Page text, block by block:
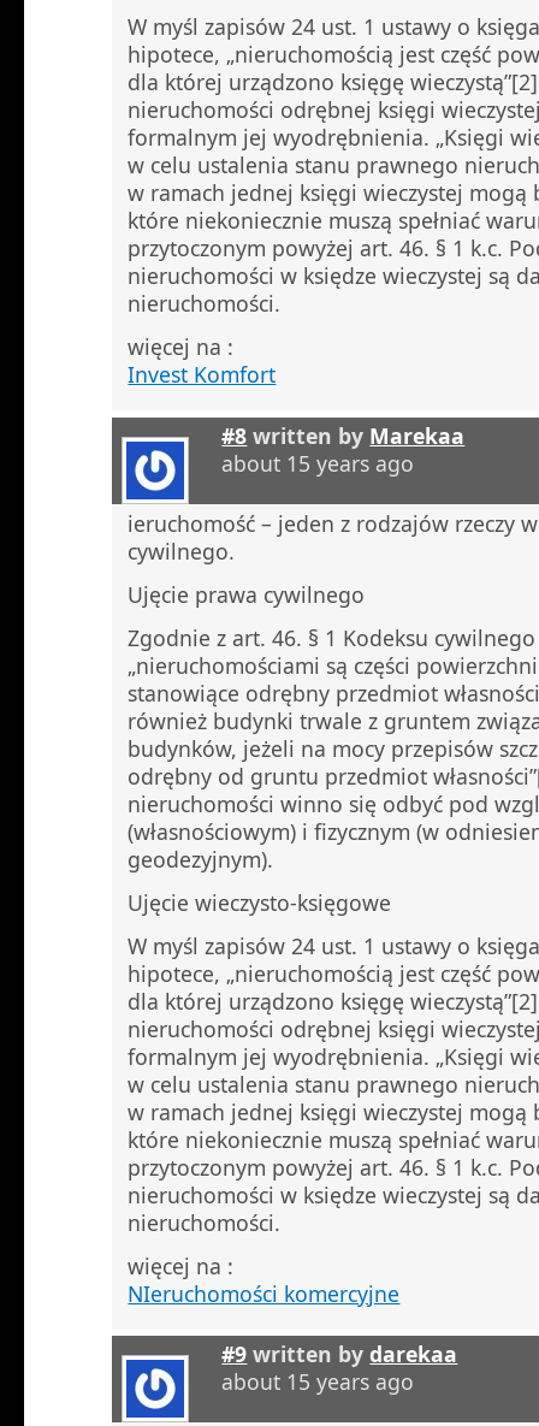
W myśl zapisów 24 ust. 1 ustawy o
hipotece, „nieruchomością jest część
dla której urządzono księgę
nieruchomości odrębnej księgi
formalnym jej wyodrębnienia. „Księgi
w celu ustalenia stanu prawnego
w ramach jednej księgi wieczystej mogą
które niekoniecznie muszą spełniać
przytoczonym powyżej art. 46. § 1 k.c.
nieruchomości w księdze wieczystej są
nieruchomości.
więcej na :
Invest Komfort
#8 written by Marekaa
about 15 years ago
ieruchomość – jeden z rodzajów rzeczy
cywilnego.
Ujęcie prawa cywilnego
Zgodnie z art. 46. § 1 Kodeksu cywilnego
„nieruchomościami są części
stanowiące odrębny przedmiot
również budynki trwale z gruntem
budynków, jeżeli na mocy przepisów
odrębny od gruntu przedmiot
nieruchomości winno się odbyć pod
(własnościowym) i fizycznym (w
geodezyjnym).
Ujęcie wieczysto-księgowe
W myśl zapisów 24 ust. 1 ustawy o
hipotece, „nieruchomością jest część
dla której urządzono księgę
nieruchomości odrębnej księgi
formalnym jej wyodrębnienia. „Księgi
w celu ustalenia stanu prawnego
w ramach jednej księgi wieczystej mogą
które niekoniecznie muszą spełniać
przytoczonym powyżej art. 46. § 1 k.c.
nieruchomości w księdze wieczystej są
nieruchomości.
więcej na :
NIeruchomości komercyjne
#9 written bydarekaa
about 15 years ago